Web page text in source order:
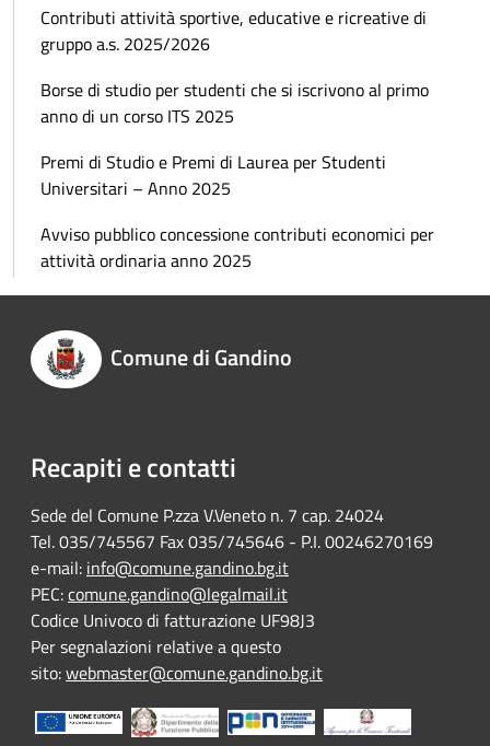
Contributi attività sportive, educative e ricreative di
gruppo a.s. 2025/2026
Borse di studio per studenti che si iscrivono al primo
anno di un corso ITS 2025
Premi di Studio e Premi di Laurea per Studenti
Universitari – Anno 2025
Avviso pubblico concessione contributi economici per
attività ordinaria anno 2025
Comune di Gandino
Recapiti e contatti
Sede del Comune P.zza V.Veneto n. 7 cap. 24024
Tel. 035/745567 Fax 035/745646 - P.I. 00246270169
e-mail: info@comune.gandino.bg.it
PEC:comune.gandino@legalmail.it
Codice Univoco di fatturazione UF98J3
Per segnalazioni relative a questo
sito:webmaster@comune.gandino.bg.it